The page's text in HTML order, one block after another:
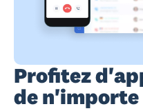
Profitez
de n'importe